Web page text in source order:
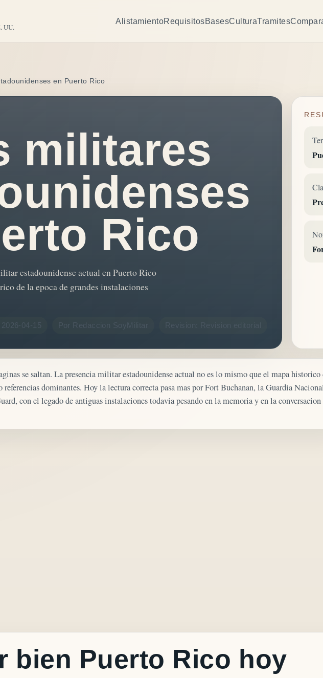
UU.
AlistamientoRequisitosBasesCulturaTramites
en Puerto Rico
militares
Rico
estadounidense actual en Puerto Rico
de la epoca de grandes instalaciones
04-15 Por Redaccion SoyMilitar
se saltan. La presencia militar estadounidense actual no es lo mismo que el mapa historico
referencias dominantes. Hoy la lectura correcta pasa mas por Fort Buchanan, la Guardia
con el legado de antiguas instalaciones todavia pesando en la memoria y en la conversacion
bien Puerto Rico hoy